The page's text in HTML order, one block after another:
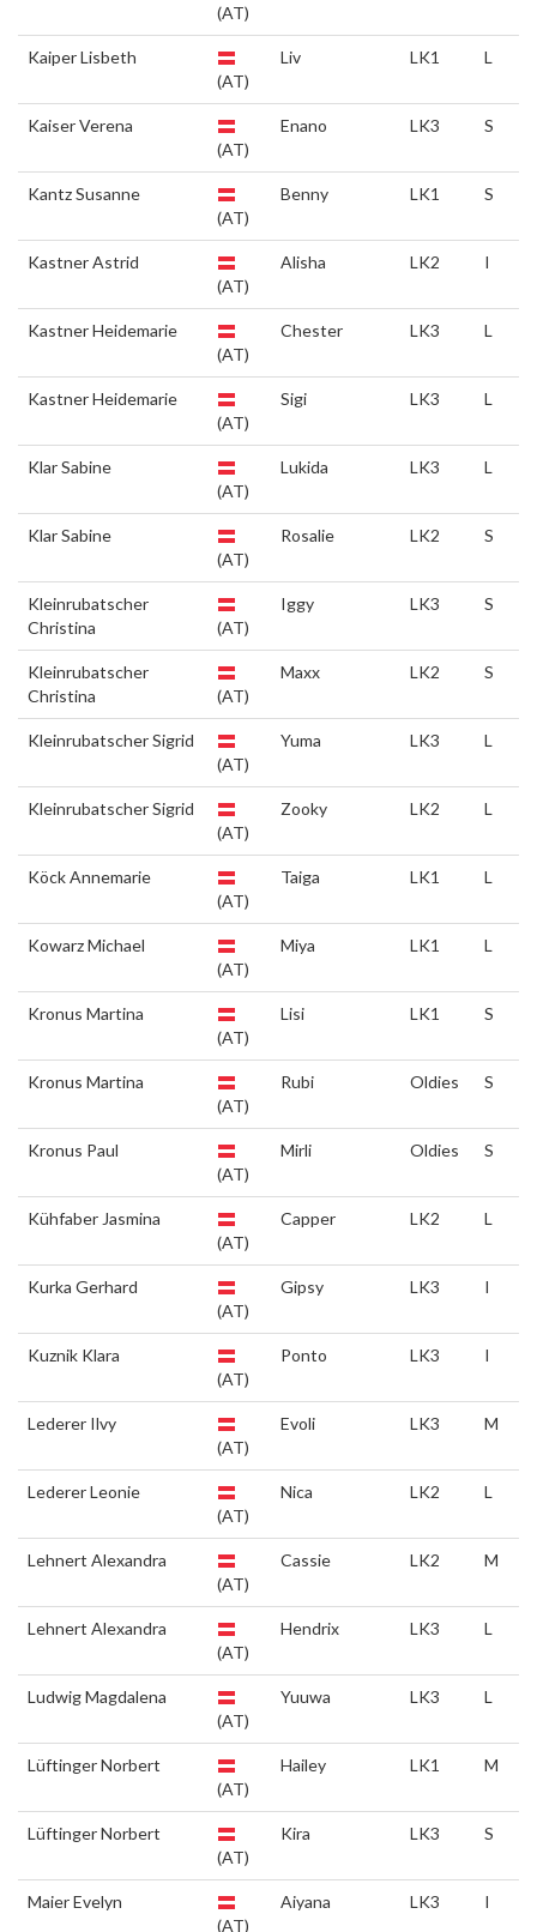
(AT)
Kaiper Lisbeth
(AT)
Liv LK1 L
Kaiser Verena
(AT)
Enano LK3 S
Kantz Susanne
(AT)
Benny LK1 S
Kastner Astrid
(AT)
Alisha LK2 I
Kastner Heidemarie
(AT)
Chester LK3 L
Kastner Heidemarie
(AT)
Sigi LK3 L
Klar Sabine
(AT)
Lukida LK3 L
Klar Sabine
(AT)
Rosalie LK2 S
Kleinrubatscher
Christina
(AT)
Iggy LK3 S
Kleinrubatscher
Christina
(AT)
Maxx LK2 S
Kleinrubatscher Sigrid
(AT)
Yuma LK3 L
Kleinrubatscher Sigrid
(AT)
Zooky LK2 L
Köck Annemarie
(AT)
Taiga LK1 L
Kowarz Michael
(AT)
Miya LK1 L
Kronus Martina
(AT)
Lisi LK1 S
Kronus Martina
(AT)
Rubi Oldies S
Kronus Paul
(AT)
Mirli Oldies S
Kühfaber Jasmina
(AT)
Capper LK2 L
Kurka Gerhard
(AT)
Gipsy LK3 I
Kuznik Klara
(AT)
Ponto LK3 I
Lederer Ilvy
(AT)
Evoli LK3 M
Lederer Leonie
(AT)
Nica LK2 L
Lehnert Alexandra
(AT)
Cassie LK2 M
Lehnert Alexandra
(AT)
Hendrix LK3 L
Ludwig Magdalena
(AT)
Yuuwa LK3 L
Lüftinger Norbert
(AT)
Hailey LK1 M
Lüftinger Norbert
(AT)
Kira LK3 S
Maier Evelyn
(AT)
Aiyana LK3 I